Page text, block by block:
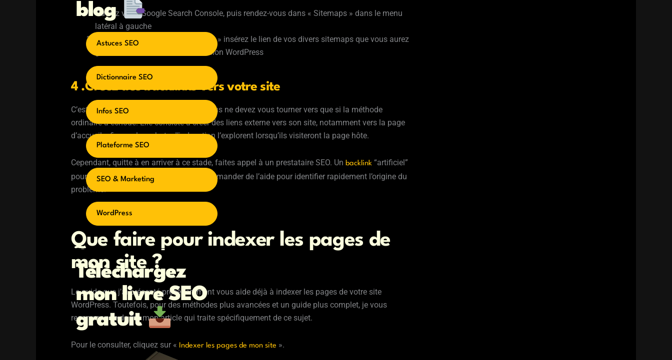
Ouvrez votre Google Search Console, puis rendez-vous dans « Sitemaps » dans le menu
latéral à gauche
Dans la zone « Ajouter un sitemap » insérez le lien de vos divers sitemaps que vous aurez
généré en amont avec une extension WordPress
4 .Créez des backlinks vers votre site
C’est une méthode de dernier recours. Vous ne devez vous tourner vers que si la méthode
ordinaire a échoué. Elle consiste à créer des liens externe vers son site, notamment vers la page
d’accueil, afin que les robots d’indexation l’explorent lorsqu’ils visiteront la page hôte.
Cependant, quitte à en arriver à ce stade, faites appel à un prestataire SEO. Un backlink “artificiel”
pour un jeune site ? Il est préférable de demander de l’aide pour identifier rapidement l’origine du
problème.
Que faire pour indexer les pages de
mon site ?
Le guide que j’ai présenté précédemment vous aide déjà à indexer les pages de votre site
WordPress. Toutefois, pour des méthodes plus avancées et un guide plus complet, je vous
recommande de lire mon article qui traite spécifiquement de ce sujet.
Pour le consulter, cliquez sur « Indexer les pages de mon site ».
blog
Astuces SEO
Dictionnaire SEO
Infos SEO
Plateforme SEO
SEO & Marketing
WordPress
Téléchargez
mon livre SEO
gratuit